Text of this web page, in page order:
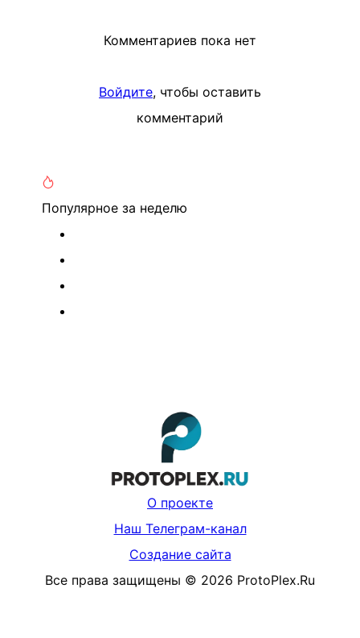
Комментариев пока нет
Войдите, чтобы оставить
комментарий
Популярное за неделю
О проекте
Наш Телеграм-канал
Создание сайта
Все права защищены © 2026 ProtoPlex.Ru